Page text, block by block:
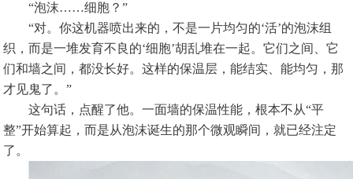
“泡沫……细胞？”
“对。你这机器喷出来的，不是一片均匀的‘活’的泡沫组
织，而是一堆发育不良的‘细胞’胡乱堆在一起。它们之间、它
们和墙之间，都没长好。这样的保温层，能结实、能均匀，那
才见鬼了。”
这句话，点醒了他。一面墙的保温性能，根本不从“平
整”开始算起，而是从泡沫诞生的那个微观瞬间，就已经注定
了。